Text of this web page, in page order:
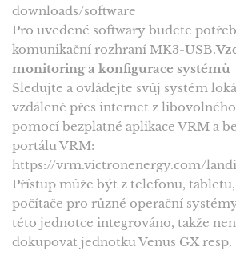
downloads/software
Pro uvedené softwary budete
komunikační rozhraní MK3-USB.
monitoring a konfigurace systémů
Sledujte a ovládejte svůj systém
vzdáleně přes internet z
pomocí bezplatné aplikace VRM a
portálu VRM:
https://vrm.victronenergy.com/
Přístup může být z telefonu,
počítače pro různé operační
této jednotce integrováno, takže
dokupovat jednotku Venus GX